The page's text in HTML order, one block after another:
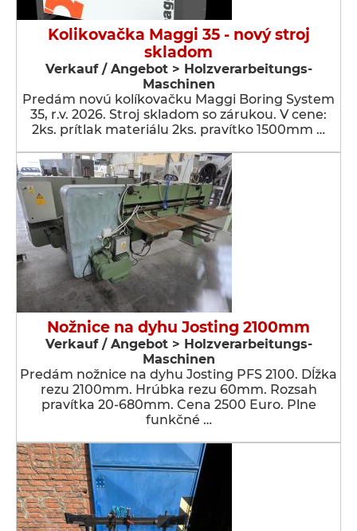
Kolikovačka Maggi 35 - nový stroj
skladom
Verkauf / Angebot > Holzverarbeitungs-
Maschinen
Predám novú kolíkovačku Maggi Boring System
35, r.v. 2026. Stroj skladom so zárukou. V cene:
2ks. prítlak materiálu 2ks. pravítko 1500mm …
Nožnice na dyhu Josting 2100mm
Verkauf / Angebot > Holzverarbeitungs-
Maschinen
Predám nožnice na dyhu Josting PFS 2100. Dĺžka
rezu 2100mm. Hrúbka rezu 60mm. Rozsah
pravítka 20-680mm. Cena 2500 Euro. Plne
funkčné …